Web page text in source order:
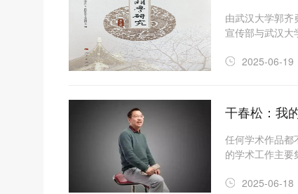
由武汉大学郭
宣传部与武汉大
2025-06-19
干春松：我
任何学术作品都
的学术工作主要
2025-06-18